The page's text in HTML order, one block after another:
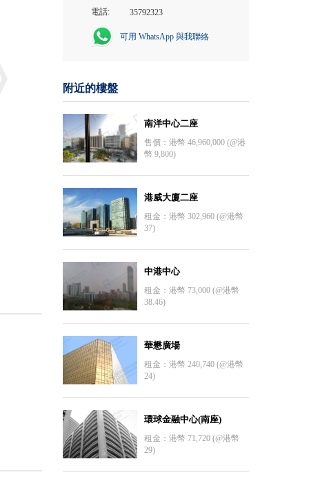
電話: 35792323
可用 WhatsApp 與我聯絡
附近的樓盤
南洋中心二座
售價：港幣 46,960,000 (@港
幣 9,800)
港威大廈二座
租金：港幣 302,960 (@港幣
37)
中港中心
租金：港幣 73,000 (@港幣
38.46)
華懋廣場
租金：港幣 240,740 (@港幣
24)
環球金融中心(南座)
租金：港幣 71,720 (@港幣
29)